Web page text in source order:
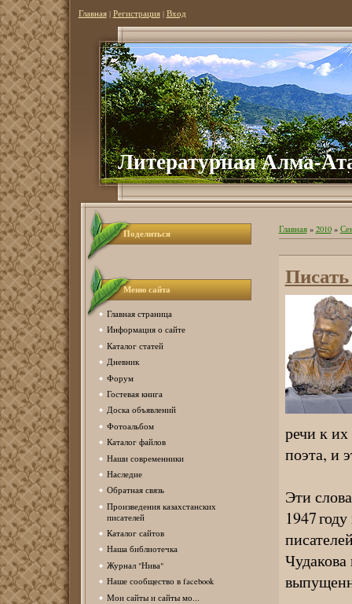
Главная| Регистрация| Вход
Литературная Алма-
Поделиться
Меню сайта
Главная страница
Информация о сайте
Каталог статей
Дневник
Форум
Гостевая книга
Доска объявлений
Фотоальбом
Каталог файлов
Наши современники
Наследие
Обратная связь
Произведения казахстанских
писателей
Каталог сайтов
Наша библиотечка
Журнал "Нива"
Наше сообщество в facebook
Мои сайты и сайты мо...
Главная» 2010 »
речи к
поэта, и
Эти
1947